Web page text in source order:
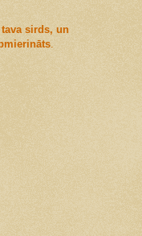
sirds, un
.